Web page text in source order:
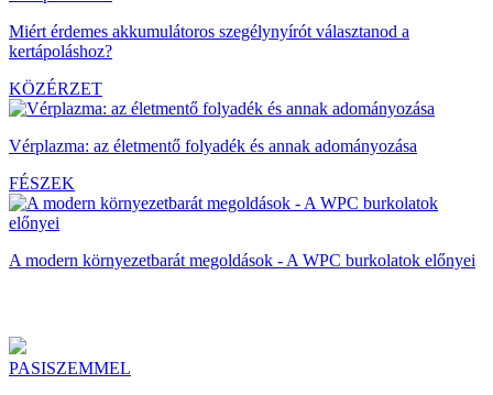
Miért érdemes akkumulátoros szegélynyírót választanod a
kertápoláshoz?
KÖZÉRZET
Vérplazma: az életmentő folyadék és annak adományozása
FÉSZEK
A modern környezetbarát megoldások - A WPC burkolatok előnyei
PASISZEMMEL